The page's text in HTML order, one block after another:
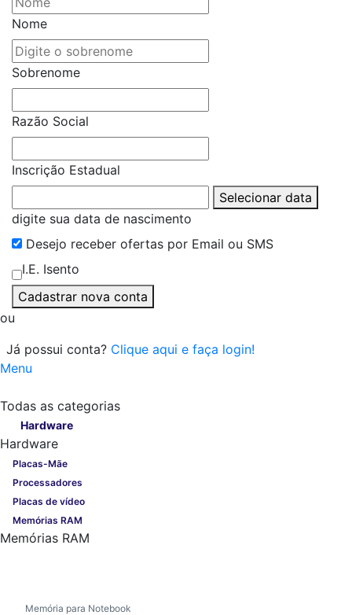
Nome
Sobrenome
Razão Social
Inscrição Estadual
Selecionar data
digite sua data de nascimento
Desejo receber ofertas por Email ou SMS
I.E. Isento
Cadastrar nova conta
ou
Já possui conta? Clique aqui e faça login!
Menu
Todas as categorias
Hardware
Hardware
Placas-Mãe
Processadores
Placas de vídeo
Memórias RAM
Memórias RAM
Memória para Notebook